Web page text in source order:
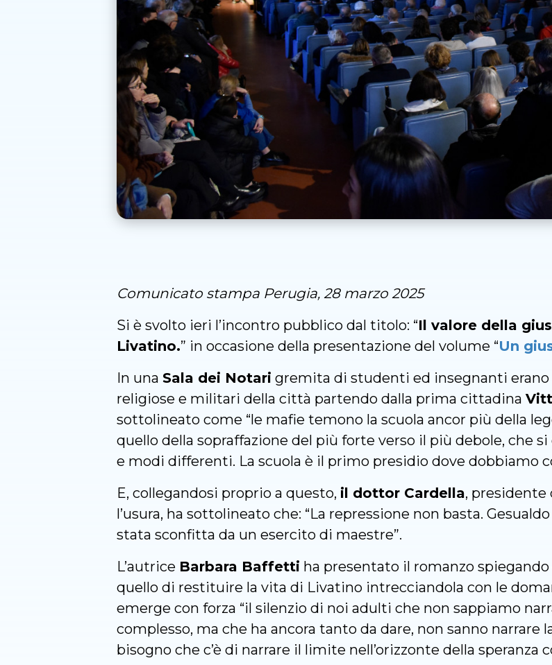
Comunicato stampa Perugia, 28 marzo 2025
Si è svolto ieri l’incontro pubblico dal titolo: “Il valore della
Livatino.” in occasione della presentazione del volume “Un
In una Sala dei Notari gremita di studenti ed insegnanti
religiose e militari della città partendo dalla prima cittadina
sottolineato come “le mafie temono la scuola ancor più della
quello della sopraffazione del più forte verso il più debole, che
e modi differenti. La scuola è il primo presidio dove dobbiamo
E, collegandosi proprio a questo, il dottor Cardella, presidente
l’usura, ha sottolineato che: “La repressione non basta.
stata sconfitta da un esercito di maestre”.
L’autrice Barbara Baffetti ha presentato il romanzo
quello di restituire la vita di Livatino intrecciandola con le
emerge con forza “il silenzio di noi adulti che non sappiamo
complesso, ma che ha ancora tanto da dare, non sanno narrare
bisogno che c’è di narrare il limite nell’orizzonte della